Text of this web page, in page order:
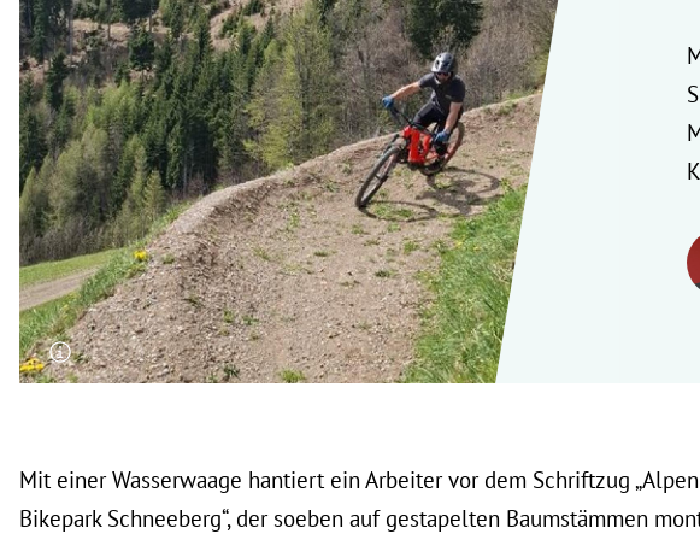
Untermenü
Untermenü
Untermenü
Untermenü
Untermenü
Untermenü
Untermenü
Mit einer Wasserwaage hantiert ein Arbeiter vor dem Schriftzug „Alpen
Bikepark Schneeberg“, der soeben auf gestapelten Baumstämmen